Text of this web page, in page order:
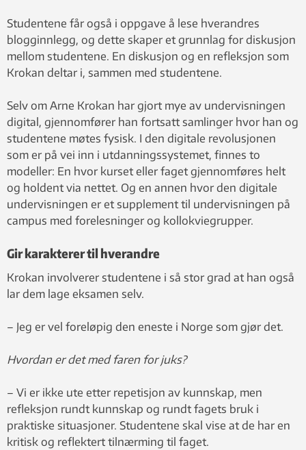
Studentene får også i oppgave å lese hverandres
blogginnlegg, og dette skaper et grunnlag for diskusjon
mellom studentene. En diskusjon og en refleksjon som
Krokan deltar i, sammen med studentene.
Selv om Arne Krokan har gjort mye av undervisningen
digital, gjennomfører han fortsatt samlinger hvor han og
studentene møtes fysisk. I den digitale revolusjonen
som er på vei inn i utdanningssystemet, finnes to
modeller: En hvor kurset eller faget gjennomføres helt
og holdent via nettet. Og en annen hvor den digitale
undervisningen er et supplement til undervisningen på
campus med forelesninger og kollokviegrupper.
Gir karakterer til hverandre
Krokan involverer studentene i så stor grad at han også
lar dem lage eksamen selv.
– Jeg er vel foreløpig den eneste i Norge som gjør det.
Hvordan er det med faren for juks?
– Vi er ikke ute etter repetisjon av kunnskap, men
refleksjon rundt kunnskap og rundt fagets bruk i
praktiske situasjoner. Studentene skal vise at de har en
kritisk og reflektert tilnærming til faget.